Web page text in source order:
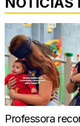
Professora